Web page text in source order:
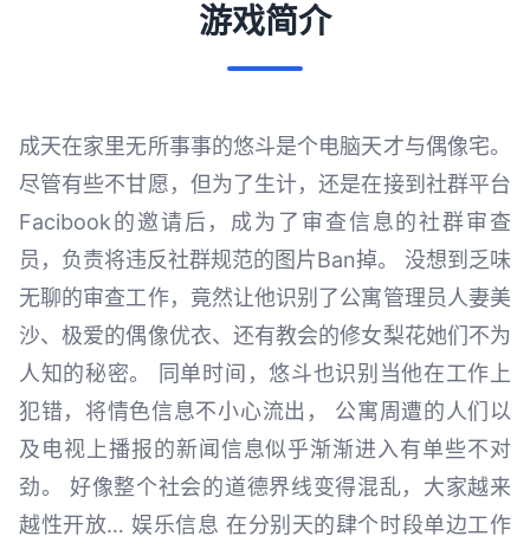
游戏简介
成天在家里无所事事的悠斗是个电脑天才与偶像宅。
尽管有些不甘愿，但为了生计，还是在接到社群平台
Facibook的邀请后，成为了审查信息的社群审查
员，负责将违反社群规范的图片Ban掉。 没想到乏味
无聊的审查工作，竟然让他识别了公寓管理员人妻美
沙、极爱的偶像优衣、还有教会的修女梨花她们不为
人知的秘密。 同单时间，悠斗也识别当他在工作上
犯错，将情色信息不小心流出， 公寓周遭的人们以
及电视上播报的新闻信息似乎渐渐进入有单些不对
劲。 好像整个社会的道德界线变得混乱，大家越来
越性开放… 娱乐信息 在分别天的肆个时段单边工作